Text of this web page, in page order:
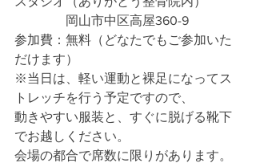
岡山市中区高屋360-9
参加費：無料（どなたでもご参加いた
だけます）
※当日は、軽い運動と裸足になってス
トレッチを行う予定ですので、
動きやすい服装と、すぐに脱げる靴下
でお越しください。
会場の都合で席数に限りがあります。